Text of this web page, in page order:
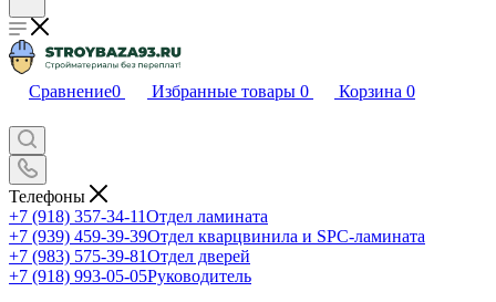
Сравнение0 Избранные товары 0 Корзина 0
Телефоны
+7 (918) 357-34-11Отдел ламината
+7 (939) 459-39-39Отдел кварцвинила и SPC-ламината
+7 (983) 575-39-81Отдел дверей
+7 (918) 993-05-05Руководитель